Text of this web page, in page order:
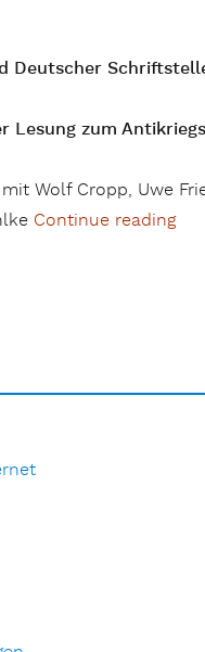
Deutscher
Lesung zum
Wolf Cropp, Uwe
Continue reading